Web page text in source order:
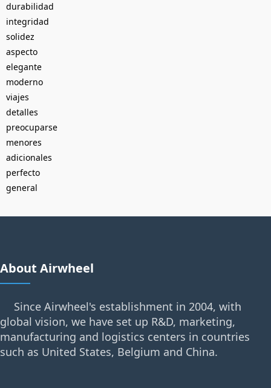
durabilidad
integridad
solidez
aspecto
elegante
moderno
viajes
detalles
preocuparse
menores
adicionales
perfecto
general
About Airwheel
Since Airwheel's establishment in 2004, with
global vision, we have set up R&D, marketing,
manufacturing and logistics centers in countries
such as United States, Belgium and China.